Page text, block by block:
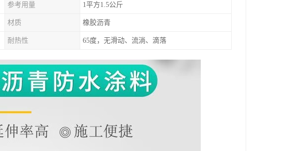
参考用量 1平方1.5公斤
材质 橡胶沥青
耐热性 65度，无滑动、流淌、滴落